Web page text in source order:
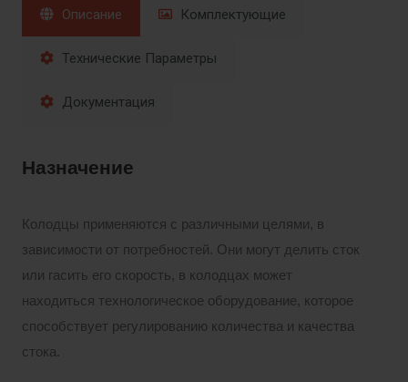
Описание Комплектующие
Технические Параметры
Документация
Назначение
Колодцы применяются с различными целями, в
зависимости от потребностей. Они могут делить сток
или гасить его скорость, в колодцах может
находиться технологическое оборудование, которое
способствует регулированию количества и качества
стока.